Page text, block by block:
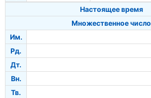
Настоящее время
Множественное число
Им.
Рд.
Дт.
Вн.
Тв.